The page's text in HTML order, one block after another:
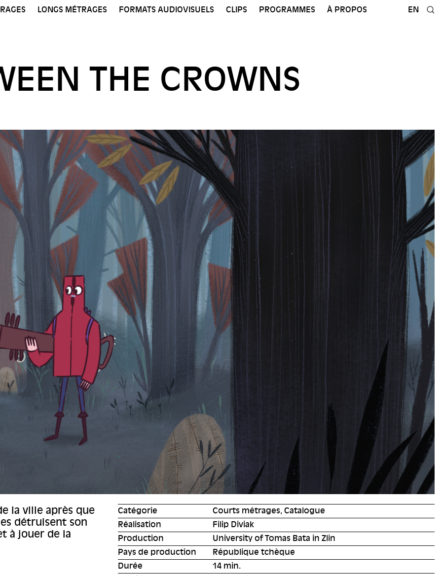
LONGS MÉTRAGES FORMATS AUDIOVISUELS CLIPS PROGRAMMES À PROPOS EN
THE CROWNS
la ville après que
détruisent son
à jouer de la
Catégorie
Courts métrages, Catalogue
Réalisation
Filip Diviak
Production
University of Tomas Bata in Zlin
Pays de production
République tchèque
Durée
14 min.